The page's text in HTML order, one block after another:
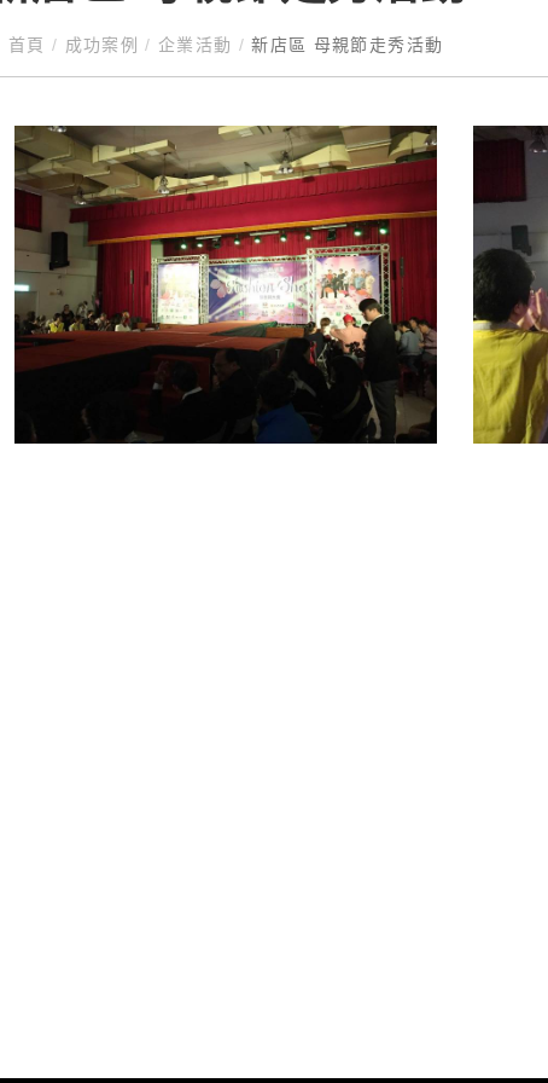
首頁 / 成功案例/ 企業活動 / 新店區 母親節走秀活動